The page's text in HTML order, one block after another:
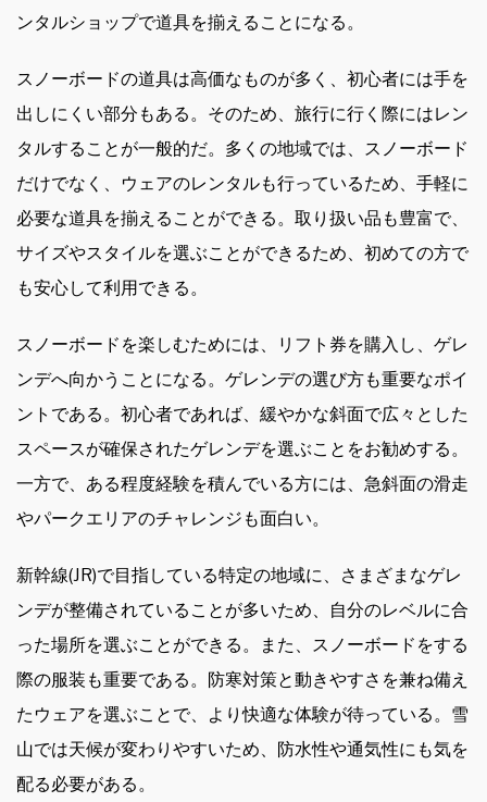
ンタルショップで道具を揃えることになる。
スノーボードの道具は高価なものが多く、初心者には手を
出しにくい部分もある。そのため、旅行に行く際にはレン
タルすることが一般的だ。多くの地域では、スノーボード
だけでなく、ウェアのレンタルも行っているため、手軽に
必要な道具を揃えることができる。取り扱い品も豊富で、
サイズやスタイルを選ぶことができるため、初めての方で
も安心して利用できる。
スノーボードを楽しむためには、リフト券を購入し、ゲレ
ンデへ向かうことになる。ゲレンデの選び方も重要なポイ
ントである。初心者であれば、緩やかな斜面で広々とした
スペースが確保されたゲレンデを選ぶことをお勧めする。
一方で、ある程度経験を積んでいる方には、急斜面の滑走
やパークエリアのチャレンジも面白い。
新幹線(JR)で目指している特定の地域に、さまざまなゲレ
ンデが整備されていることが多いため、自分のレベルに合
った場所を選ぶことができる。また、スノーボードをする
際の服装も重要である。防寒対策と動きやすさを兼ね備え
たウェアを選ぶことで、より快適な体験が待っている。雪
山では天候が変わりやすいため、防水性や通気性にも気を
配る必要がある。